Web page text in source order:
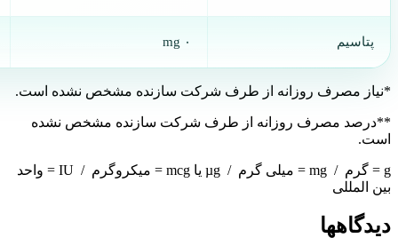
پتاسیم ۰ mg
*نیاز مصرف روزانه از طرف شرکت سازنده مشخص نشده است.
**درصد مصرف روزانه از طرف شرکت سازنده مشخص نشده
است.
g = گرم / mg = میلی گرم / µg یا mcg = میکروگرم / IU = واحد
بین المللی
دیدگاهها